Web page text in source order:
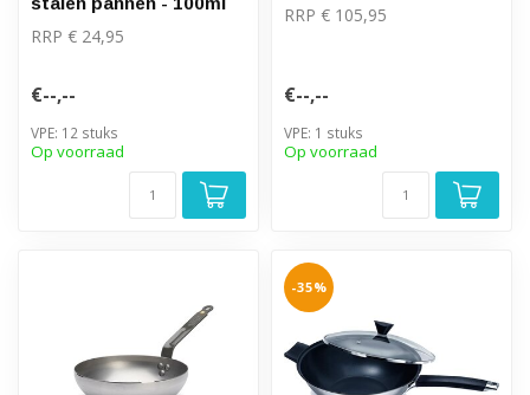
RRP € 24,95
€--,--
VPE: 12 stuks
Op voorraad
RRP € 105,95
€--,--
VPE: 1 stuks
Op voorraad
-35%